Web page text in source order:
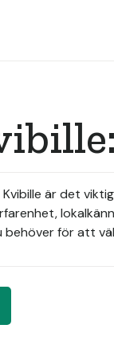
är det
för att